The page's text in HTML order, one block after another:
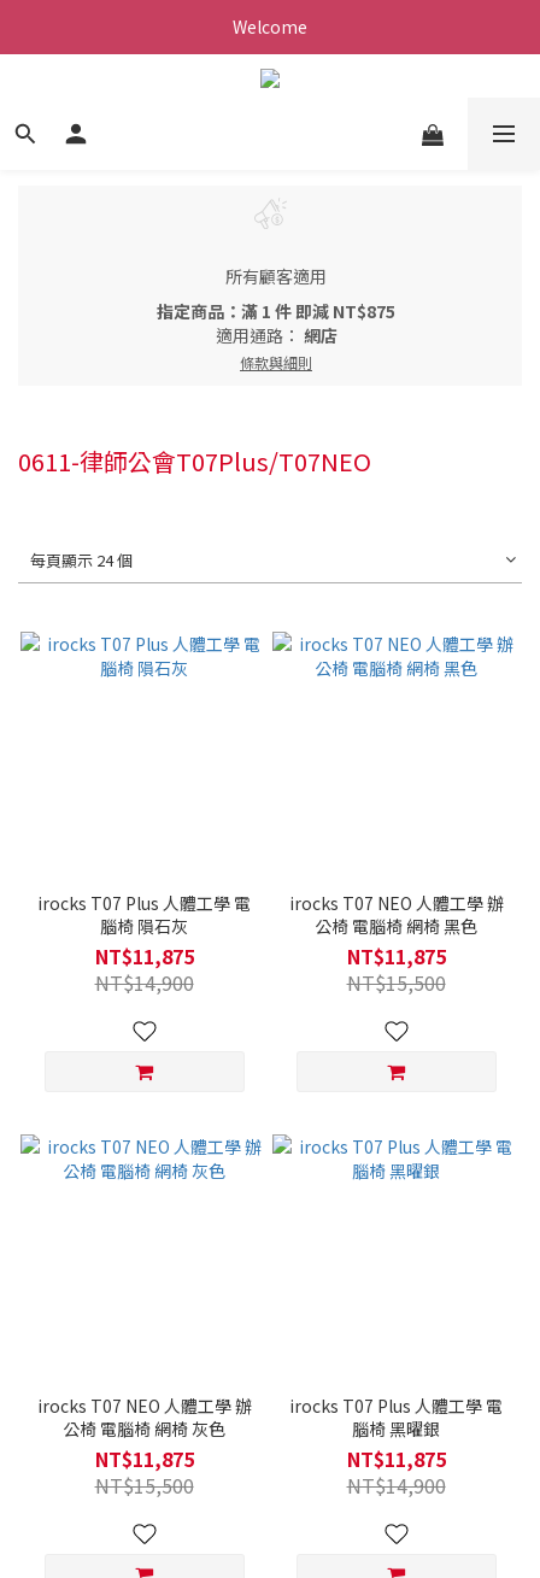
Welcome
所有顧客適用
指定商品：滿 1 件 即減 NT$875
適用通路： 網店
條款與細則
0611-律師公會T07Plus/T07NEO
每頁顯示 24 個
irocks T07 Plus 人體工學 電
腦椅 隕石灰
NT$11,875
NT$14,900
irocks T07 NEO 人體工學 辦
公椅 電腦椅 網椅 黑色
NT$11,875
NT$15,500
irocks T07 NEO 人體工學 辦
公椅 電腦椅 網椅 灰色
NT$11,875
NT$15,500
irocks T07 Plus 人體工學 電
腦椅 黑曜銀
NT$11,875
NT$14,900